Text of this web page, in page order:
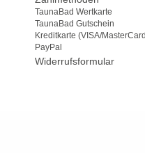
TaunaBad Wertkarte
TaunaBad Gutschein
Kreditkarte (VISA/
PayPal
Widerrufsformular